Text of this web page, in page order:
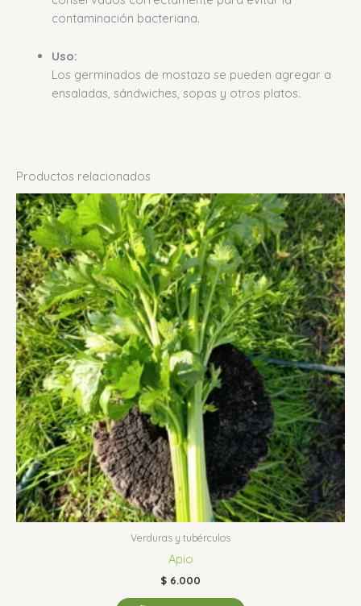
contaminación bacteriana.
Uso:
Los germinados de mostaza se pueden agregar a
ensaladas, sándwiches, sopas y otros platos.
Productos relacionados
Verduras y tubérculos
Apio
$ 6.000